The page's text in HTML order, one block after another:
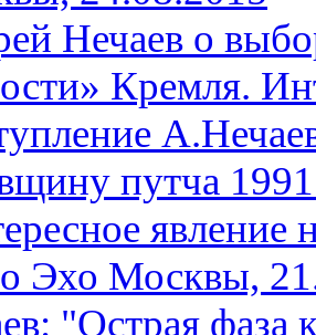
Нечаев о
Кремля.
путча 1991
явление
Эхо Москвы,
"Острая фаза